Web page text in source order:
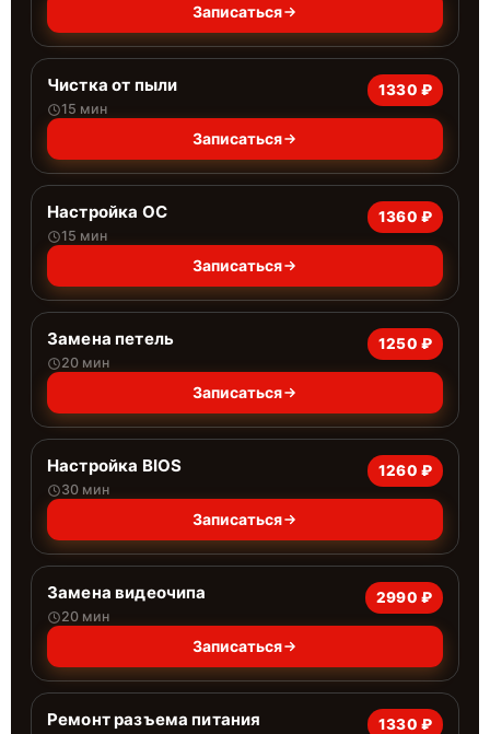
Записаться
Чистка от пыли
15 мин
1330 ₽
Записаться
Настройка ОС
15 мин
1360 ₽
Записаться
Замена петель
20 мин
1250 ₽
Записаться
Настройка BIOS
30 мин
1260 ₽
Записаться
Замена видеочипа
20 мин
2990 ₽
Записаться
Ремонт разъема питания 1330 ₽